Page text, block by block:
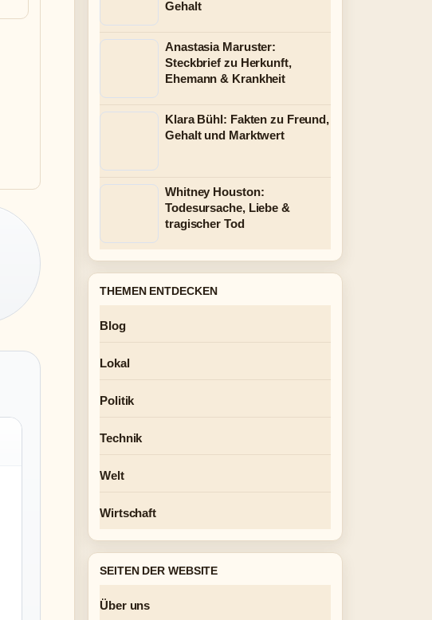
Gehalt
Anastasia Maruster:
Steckbrief zu Herkunft,
Ehemann & Krankheit
Klara Bühl: Fakten zu Freund,
Gehalt und Marktwert
Whitney Houston:
Todesursache, Liebe &
tragischer Tod
THEMEN ENTDECKEN
Blog
Lokal
Politik
Technik
Welt
Wirtschaft
SEITEN DER WEBSITE
Über uns